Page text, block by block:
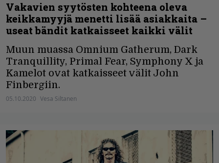
Vakavien syytösten kohteena oleva
keikkamyyjä menetti lisää asiakkaita –
useat bändit katkaisseet kaikki välit
Muun muassa Omnium Gatherum, Dark
Tranquillity, Primal Fear, Symphony X ja
Kamelot ovat katkaisseet välit John
Finbergiin.
05.10.2020 Vesa Siltanen